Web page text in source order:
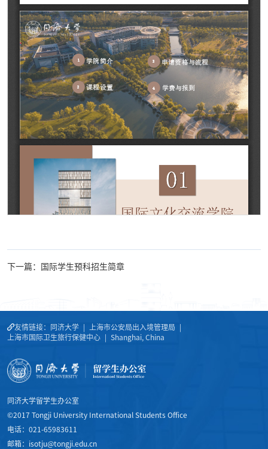
下一篇：国际学生预科招生简章
友情链接： 同济大学 上海市公安局出入境管理局
上海市国际卫生旅行保健中心
Shanghai, China
同济大学留学生办公室
©2017 Tongji University International Students Office
电话：021-65983611
邮箱：isotju@tongji.edu.cn